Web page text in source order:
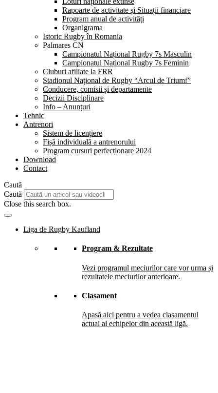
Rapoarte de activitate și Situații financiare
Program anual de activități
Organigrama
Istoric Rugby în Romania
Palmares CN
Campionatul Național Rugby 7s Masculin
Campionatul Național Rugby 7s Feminin
Cluburi afiliate la FRR
Stadionul Național de Rugby “Arcul de Triumf”
Conducere, comisii și departamente
Decizii Disciplinare
Info – Anunțuri
Tehnic
Antrenori
Sistem de licențiere
Fișă individuală a antrenorului
Program cursuri perfecționare 2024
Download
Contact
Caută
Caută
Close this search box.
Liga de Rugby Kaufland
Program & Rezultate
Vezi programul meciurilor care vor urma și
rezultatele meciurilor anterioare.
Clasament
Apasă aici pentru a vedea clasamentul
actual al echipelor din această ligă.